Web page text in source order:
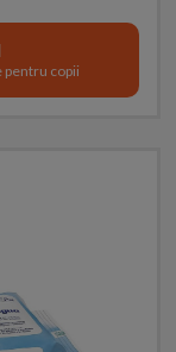
pentru copii